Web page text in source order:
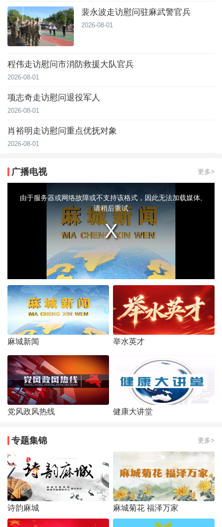
裴永波走访慰问驻麻武警官兵
2026-08-01
程伟走访慰问市消防救援大队官兵
2026-08-01
项志奇走访慰问退役军人
2026-08-01
肖裕明走访慰问重点优抚对象
2026-08-01
广播电视 更多>
modal由于服务器或网络故障或不支持该格式，因此无法加载媒体,
请稍后重试
麻城新闻 举水英才
党风政风热线 健康大讲堂
专题集锦 更多>
诗韵麻城 麻城菊花 福泽万家